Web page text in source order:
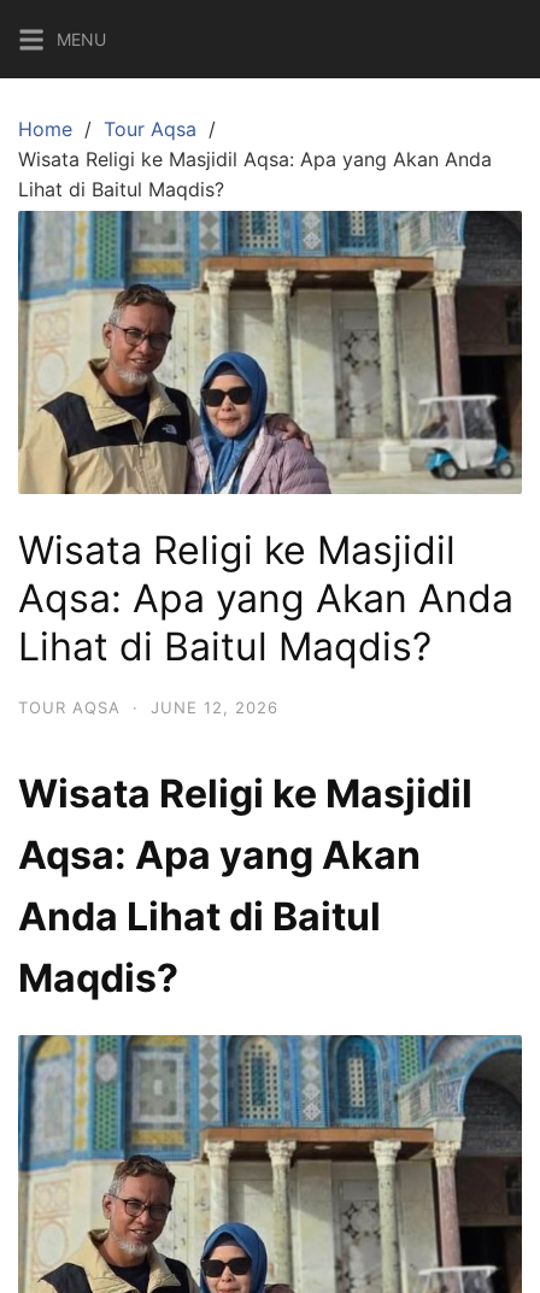
content
MENU
Home
Tour Aqsa
Wisata Religi ke Masjidil Aqsa: Apa yang Akan Anda
Lihat di Baitul Maqdis?
Wisata Religi ke Masjidil
Aqsa: Apa yang Akan Anda
Lihat di Baitul Maqdis?
TOUR AQSA · JUNE 12, 2026
Wisata Religi ke Masjidil
Aqsa: Apa yang Akan
Anda Lihat di Baitul
Maqdis?